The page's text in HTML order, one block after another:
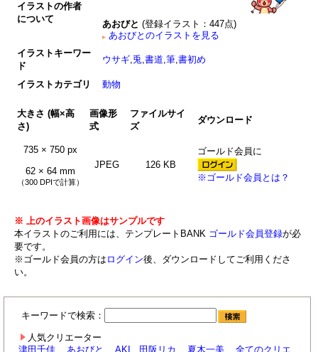
イラストの作者
について
あおびと (登録イラスト：447点)
あおびとのイラストを見る
イラストキーワー
ド
ウサギ,兎,書道,筆,書初め
イラストカテゴリ 動物
大きさ (幅×高
さ)
画像形
式
ファイルサイ
ズ
ダウンロード
735 × 750 px
62 × 64 mm
（300 DPIで計算）
JPEG 126 KB
ゴールド会員に
※ゴールド会員とは？
※ 上のイラスト画像はサンプルです
本イラストのご利用には、テンプレートBANK ゴールド会員登録が必
要です。
※ゴールド会員の方は ログイン後、ダウンロードしてご利用くださ
い。
キーワードで検索：
人気クリエーター
津田千佳
あおびと AKI 田阪リカ 夏木一美
全てのクリエ